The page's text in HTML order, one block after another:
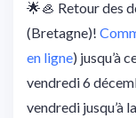
🌟🦪 Retour des
(Bretagne)!
en ligne) jusqu’à
vendredi 6
vendredi jusqu’à